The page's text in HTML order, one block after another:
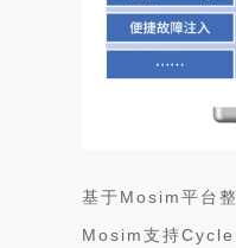
基于Mosim平台
Mosim支持